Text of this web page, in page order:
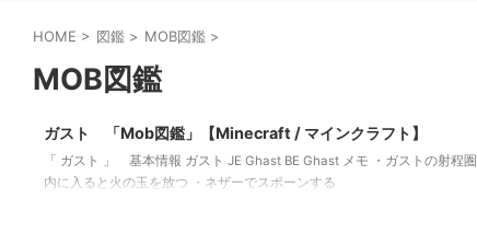
HOME > 図鑑 > MOB図鑑 >
MOB図鑑
ガスト 「Mob図鑑」【Minecraft / マインクラフト】
「 ガスト 」 基本情報 ガスト JE Ghast BE Ghast メモ ・ガストの射程圏
内に入ると火の玉を放つ ・ネザーでスポーンする